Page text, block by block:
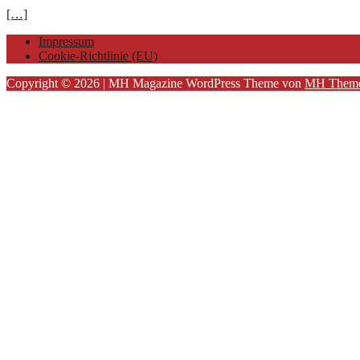
[…]
Impressum
Cookie-Richtlinie (EU)
Copyright © 2026 | MH Magazine WordPress Theme von MH